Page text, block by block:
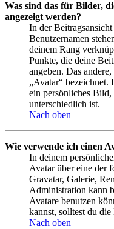
Was sind das für Bilder,
angezeigt werden?
In der
Benutzernamen
deinem Rang
Punkte, die deine
angeben. Das
„Avatar“ bezeichnet.
ein persönliches
unterschiedlich ist.
Nach oben
Wie verwende ich einen
In deinem
Avatar über eine der
Gravatar, Galerie,
Administration kann
Avatare benutzen
kannst, solltest du
Nach oben